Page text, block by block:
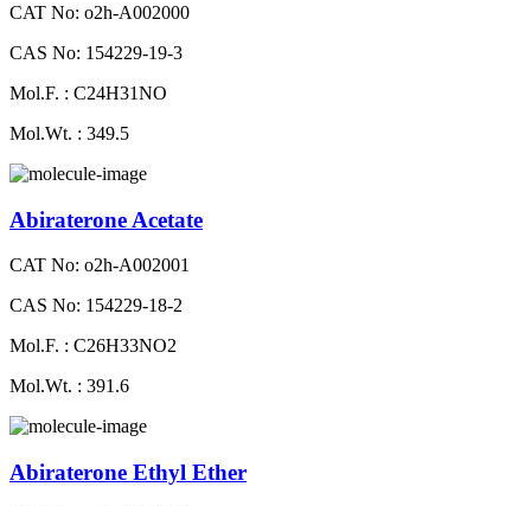
CAT No: o2h-A002000
CAS No: 154229-19-3
Mol.F. : C24H31NO
Mol.Wt. : 349.5
Abiraterone Acetate
CAT No: o2h-A002001
CAS No: 154229-18-2
Mol.F. : C26H33NO2
Mol.Wt. : 391.6
Abiraterone Ethyl Ether